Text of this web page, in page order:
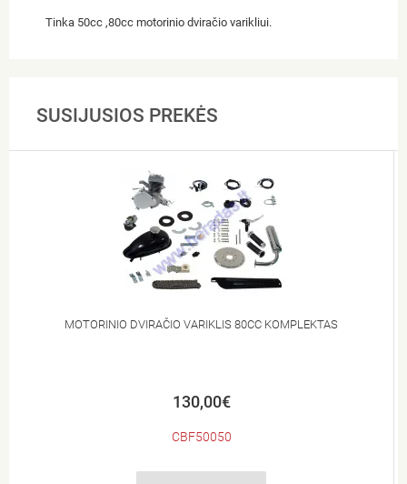
Tinka 50cc ,80cc motorinio dviračio varikliui.
SUSIJUSIOS PREKĖS
MOTORINIO DVIRAČIO VARIKLIS 80CC KOMPLEKTAS
130,00€
CBF50050